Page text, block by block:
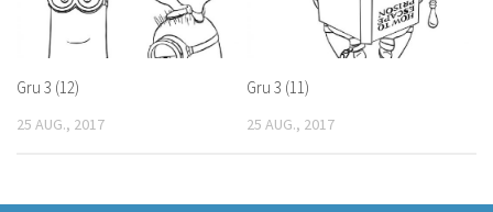
Gru 3 (12)
25 AUG., 2017
Gru 3 (11)
25 AUG., 2017